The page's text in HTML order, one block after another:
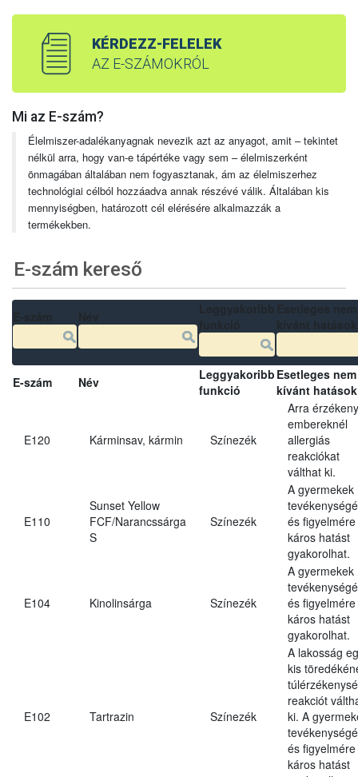
KÉRDEZZ-FELELEK
AZ E-SZÁMOKRÓL
Mi az E-szám?
Élelmiszer-adalékanyagnak nevezik azt az anyagot, amit – tekintet
nélkül arra, hogy van-e tápértéke vagy sem – élelmiszerként
önmagában általában nem fogyasztanak, ám az élelmiszerhez
technológiai célból hozzáadva annak részévé válik. Általában kis
mennyiségben, határozott cél elérésére alkalmazzák a
termékekben.
E-szám kereső
E-szám Név
Leggyakoribb
funkció
Esetleges nem
kívánt hatások
E120 Kárminsav, kármin Színezék
Arra érzékeny
embereknél
allergiás
reakciókat
válthat ki.
E110
Sunset Yellow
FCF/Narancssárga
S
Színezék
A gyermekek
és figyelmére
káros hatást
gyakorolhat.
E104 Kinolinsárga Színezék
A gyermekek
és figyelmére
káros hatást
gyakorolhat.
E102 Tartrazin Színezék
A lakosság
kis
reakciót
ki. A
és figyelmére
káros hatást